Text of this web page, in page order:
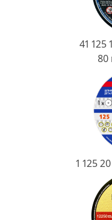
41 125
80
1 125